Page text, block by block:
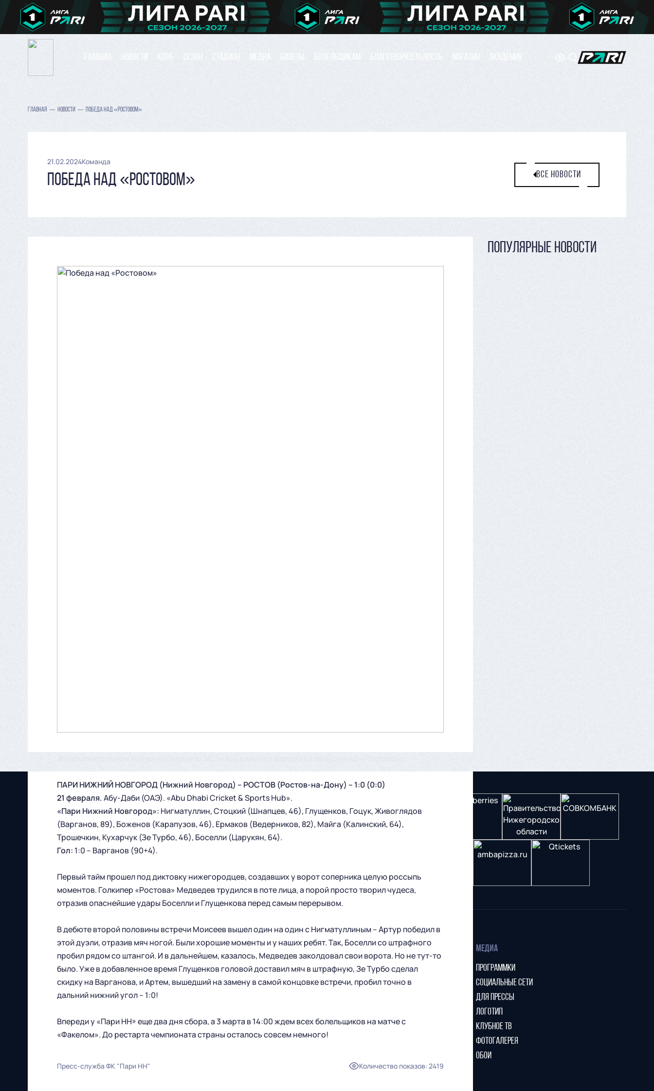
ГЛАВНАЯ НОВОСТИ КЛУБ СЕЗОН СТАДИОН МЕДИА БИЛЕТЫ БОЛЕЛЬЩИКАМ БЛАГОТВОРИТЕЛЬНОСТЬ МАГАЗИН АКАДЕМИЯ
ГЛАВНАЯ НОВОСТИ ПОБЕДА НАД «РОСТОВОМ»
21.02.2024Команда
ПОБЕДА НАД «РОСТОВОМ» ВСЕ НОВОСТИ
ПАРИ НИЖНИЙ НОВГОРОД (Нижний Новгород) – РОСТОВ (Ростов-на-Дону) – 1:0 (0:0)
21 февраля.Абу-Даби (ОАЭ). «Abu Dhabi Cricket & Sports Hub».
«Пари Нижний Новгород»: Нигматуллин, Стоцкий (Шнапцев, 46), Глущенков, Гоцук, Живоглядов
(Варганов, 89), Боженов (Карапузов, 46), Ермаков (Ведерников, 82), Майга (Калинский, 64),
Трошечкин, Кухарчук (Зе Турбо, 46), Боселли (Царукян, 64).
Гол: 1:0 – Варганов (90+4).
Первый тайм прошел под диктовку нижегородцев, создавших у ворот соперника целую россыпь
моментов. Голкипер «Ростова» Медведев трудился в поте лица, а порой просто творил чудеса,
отразив опаснейшие удары Боселли и Глущенкова перед самым перерывом.
В дебюте второй половины встречи Моисеев вышел один на один с Нигматуллиным – Артур победил в
этой дуэли, отразив мяч ногой. Были хорошие моменты и у наших ребят. Так, Боселли со штрафного
пробил рядом со штангой. И в дальнейшем, казалось, Медведев заколдовал свои ворота. Но не тут-то
было. Уже в добавленное время Глущенков головой доставил мяч в штрафную, Зе Турбо сделал
скидку на Варганова, и Артем, вышедший на замену в самой концовке встречи, пробил точно в
дальний нижний угол – 1:0!
Впереди у «Пари НН» еще два дня сбора, а 3 марта в 14:00 ждем всех болельщиков на матче с
«Факелом». До рестарта чемпионата страны осталось совсем немного!
Пресс-служба ФК "Пари НН" Количество показов: 2419
ПОПУЛЯРНЫЕ НОВОСТИ
Футбольный клуб
"Нижний Новгород" 2026
Все права защищены
ГЛАВНАЯ
НОВОСТИ
СТАДИОН
СТАРЫЙ САЙТ
СЕЗОН
КАЛЕНДАРЬ
СТАТИСТИКА
КЛУБ
КОНТАКТЫ
МЕДИА
ПРОГРАММКИ
СОЦИАЛЬНЫЕ СЕТИ
ДЛЯ ПРЕССЫ
ЛОГОТИП
КЛУБНОЕ ТВ
ФОТОГАЛЕРЕЯ
ОБОИ